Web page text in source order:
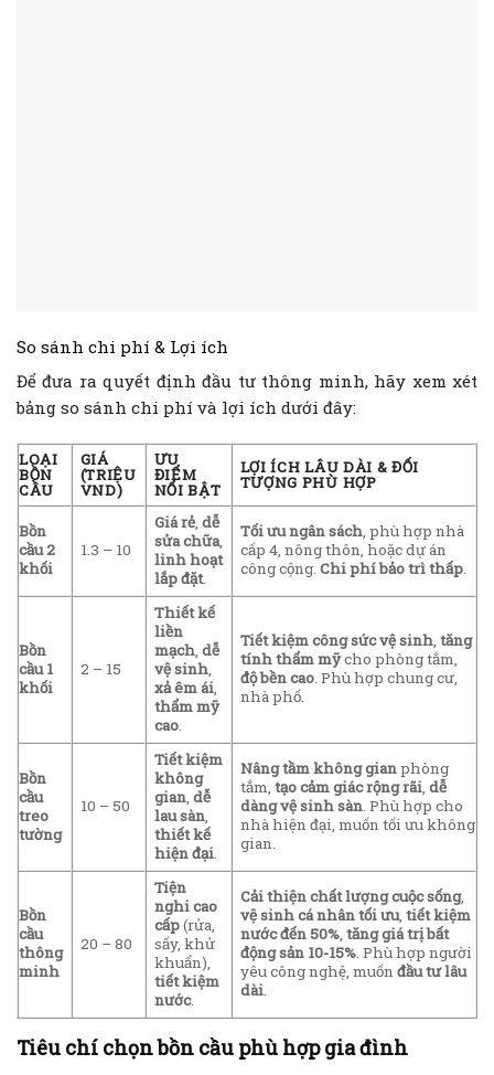
So sánh chi phí & Lợi ích
Để đưa ra quyết định đầu tư thông minh, hãy xem xét
bảng so sánh chi phí và lợi ích dưới đây:
LOẠI
BỒN
CẦU
GIÁ
(TRIỆU
VND)
ƯU
ĐIỂM
NỔI BẬT
LỢI ÍCH LÂU DÀI & ĐỐI
TƯỢNG PHÙ HỢP
Bồn
cầu 2
khối
1.3 – 10
Giá rẻ, dễ
sửa chữa,
linh hoạt
lắp đặt.
Tối ưu ngân sách, phù hợp nhà
cấp 4, nông thôn, hoặc dự án
công cộng. Chi phí bảo trì thấp.
Bồn
cầu 1
khối
2 – 15
Thiết kế
liền
mạch, dễ
vệ sinh,
xả êm ái,
thẩm mỹ
cao.
Tiết kiệm công sức vệ sinh, tăng
tính thẩm mỹcho phòng tắm,
độ bền cao. Phù hợp chung cư,
nhà phố.
Bồn
cầu
treo
tường
10 – 50
Tiết kiệm
không
gian, dễ
lau sàn,
thiết kế
hiện đại.
Nâng tầm không gianphòng
tắm, tạo cảm giác rộng rãi, dễ
dàng vệ sinh sàn. Phù hợp cho
nhà hiện đại, muốn tối ưu không
gian.
Bồn
cầu
thông
minh
20 – 80
Tiện
nghi cao
cấp(rửa,
sấy, khử
khuẩn),
tiết kiệm
nước.
Cải thiện chất lượng cuộc sống,
vệ sinh cá nhân tối ưu, tiết kiệm
nước đến 50%, tăng giá trị bất
động sản 10-15%. Phù hợp người
yêu công nghệ, muốn đầu tư lâu
dài.
Tiêu chí chọn bồn cầu phù hợp gia đình